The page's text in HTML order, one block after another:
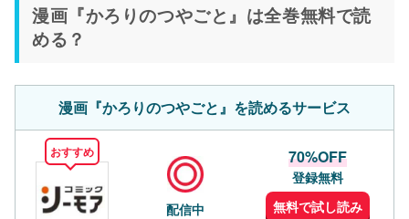
漫画『かろりのつやごと』は全巻無料で読
める？
漫画『かろりのつやごと』を読めるサービス
おすすめ
配信中
70%OFF
登録無料
無料で試し読み